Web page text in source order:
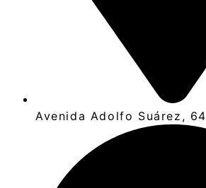
Avenida Adolfo Suárez, 64